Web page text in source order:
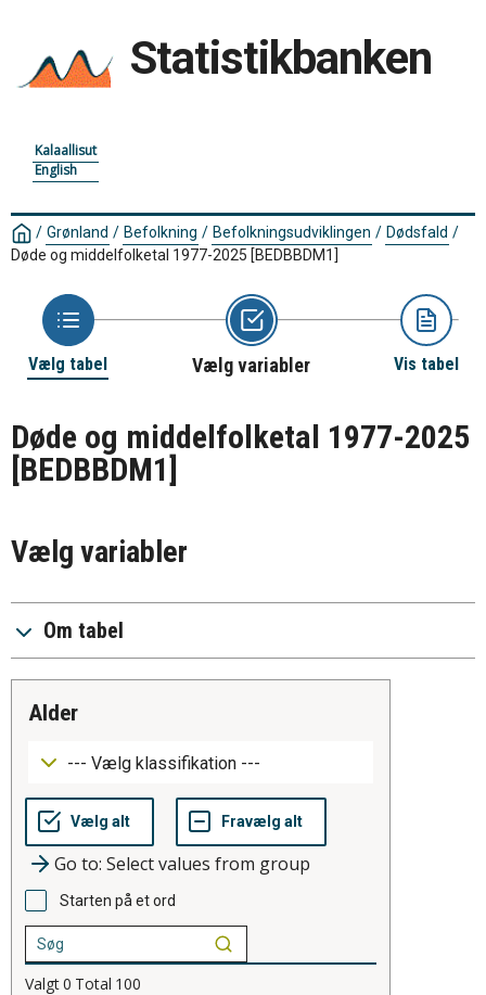
Statistikbanken
Kalaallisut
English
/ Grønland / Befolkning / Befolkningsudviklingen / Dødsfald /
Døde og middelfolketal 1977-2025 [BEDBBDM1]
Vælg tabel Vælg variabler Vis tabel
Døde og middelfolketal 1977-2025
[BEDBBDM1]
Vælg variabler
Om tabel
alder
Go to: Select values from group
Starten på et ord
Valgt0 Total 100